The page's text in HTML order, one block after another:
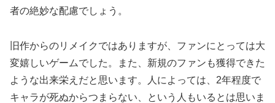
者の絶妙な配慮でしょう。
旧作からのリメイクではありますが、ファンにとっては大
変嬉しいゲームでした。また、新規のファンも獲得できた
ような出来栄えだと思います。人によっては、2年程度で
キャラが死ぬからつまらない、という人もいるとは思いま